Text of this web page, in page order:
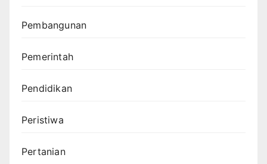
Pembangunan
Pemerintah
Pendidikan
Peristiwa
Pertanian